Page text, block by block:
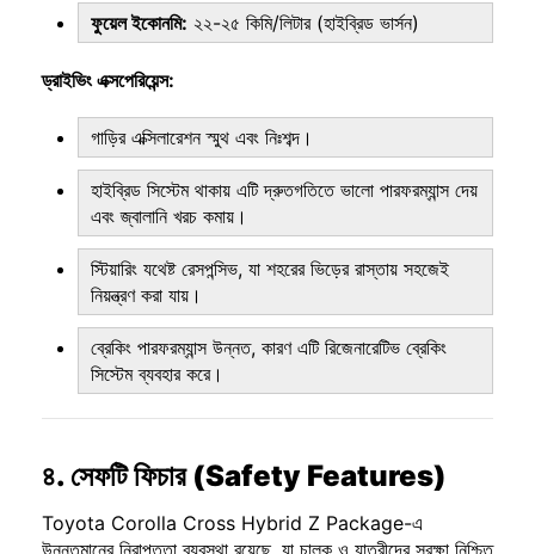
ফুয়েল ইকোনমি: ২২-২৫ কিমি/লিটার (হাইব্রিড ভার্সন)
ড্রাইভিং এক্সপেরিয়েন্স:
গাড়ির এক্সিলারেশন স্মুথ এবং নিঃশব্দ।
হাইব্রিড সিস্টেম থাকায় এটি দ্রুতগতিতে ভালো পারফরম্যান্স দেয়
এবং জ্বালানি খরচ কমায়।
স্টিয়ারিং যথেষ্ট রেসপন্সিভ, যা শহরের ভিড়ের রাস্তায় সহজেই
নিয়ন্ত্রণ করা যায়।
ব্রেকিং পারফরম্যান্স উন্নত, কারণ এটি রিজেনারেটিভ ব্রেকিং
সিস্টেম ব্যবহার করে।
৪. সেফটি ফিচার (Safety Features)
Toyota Corolla Cross Hybrid Z Package-এ
উন্নতমানের নিরাপত্তা ব্যবস্থা রয়েছে, যা চালক ও যাত্রীদের সুরক্ষা নিশ্চিত